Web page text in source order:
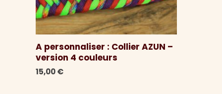
A personnaliser : Collier AZUN –
version 4 couleurs
15,00€